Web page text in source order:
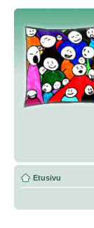
Etusivu